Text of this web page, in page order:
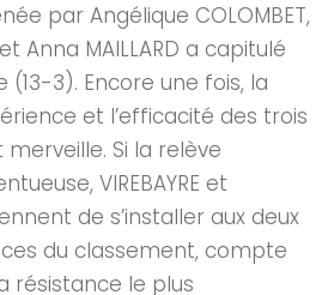
par Angélique COLOMBET,
Anna MAILLARD a capitulé
3). Encore une fois, la
et l’efficacité des trois
Si la relève
VIREBAYRE et
de s’installer aux deux
du classement, compte
résistance le plus